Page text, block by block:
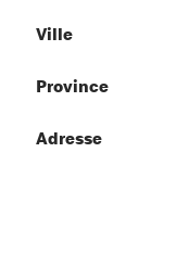
Ville
Province
Adresse